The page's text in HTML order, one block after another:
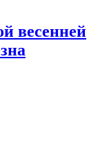
весенней